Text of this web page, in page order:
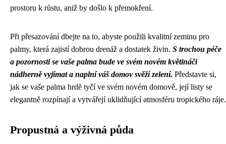
prostoru k růstu, aniž by došlo k přemokření.
Při přesazování dbejte na to, abyste použili kvalitní zeminu pro
palmy, která zajistí dobrou drenáž a dostatek živin. S trochou péče
a pozornosti se vaše palma bude ve svém novém květináči
nádherně vyjímat a naplní váš domov svěží zelení. Představte si,
jak se vaše palma hrdě tyčí ve svém novém domově, její listy se
elegantně rozpínají a vytvářejí uklidňující atmosféru tropického ráje.
Propustná a výživná půda